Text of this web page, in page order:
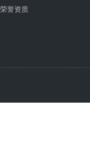
荣誉资质